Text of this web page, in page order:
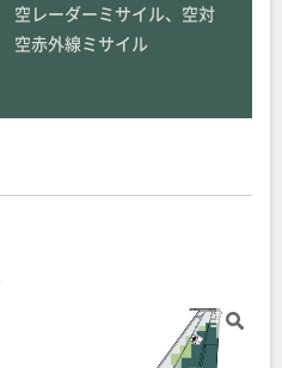
空レーダーミサイル、空対
空赤外線ミサイル